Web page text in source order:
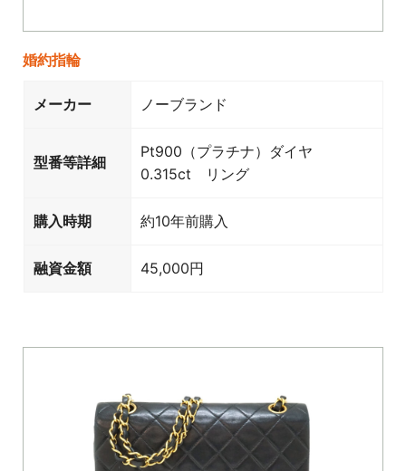
婚約指輪
メーカー ノーブランド
型番等詳細
Pt900（プラチナ）ダイヤ
0.315ct リング
購入時期 約10年前購入
融資金額 45,000円